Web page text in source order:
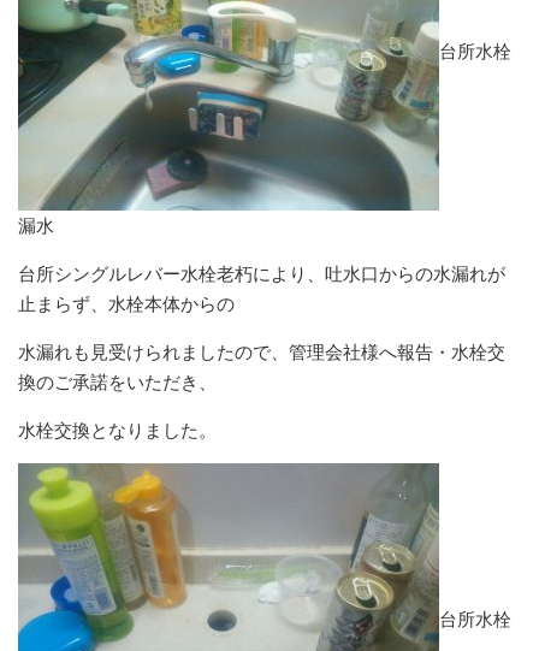
台所水栓
漏水
台所シングルレバー水栓老朽により、吐水口からの水漏れが
止まらず、水栓本体からの
水漏れも見受けられましたので、管理会社様へ報告・水栓交
換のご承諾をいただき、
水栓交換となりました。
台所水栓